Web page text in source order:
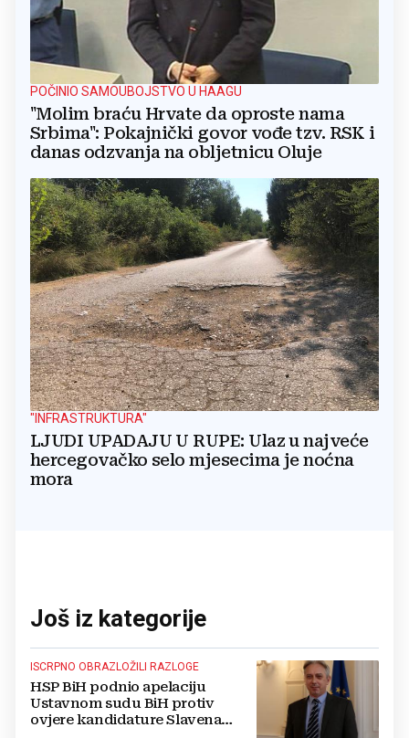
POČINIO SAMOUBOJSTVO U HAAGU
"Molim braću Hrvate da oproste nama
Srbima": Pokajnički govor vođe tzv. RSK i
danas odzvanja na obljetnicu Oluje
"INFRASTRUKTURA"
LJUDI UPADAJU U RUPE: Ulaz u najveće
hercegovačko selo mjesecima je noćna
mora
Još iz kategorije
ISCRPNO OBRAZLOŽILI RAZLOGE
HSP BiH podnio apelaciju
Ustavnom sudu BiH protiv
ovjere kandidature Slavena